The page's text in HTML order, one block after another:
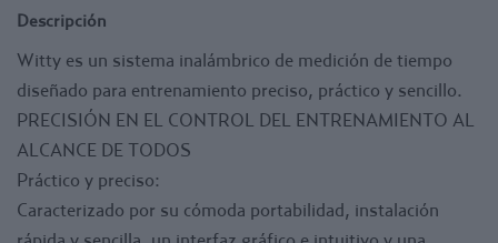
fotocélulas dobles, es decir, colocadas una encima de otra,
fotocélulas genera una señal.
Sin cronómetro: Comunicación vía Bluetooth (menos de 10
metros), App Promoveapp.
Incluye:
- 2 Fotocélulas WittyPRO Gate.
- 2 Reflectores Witty.
Descripción
Witty es un sistema inalámbrico de medición de tiempo
diseñado para entrenamiento preciso, práctico y sencillo.
PRECISIÓN EN EL CONTROL DEL ENTRENAMIENTO AL
ALCANCE DE TODOS
Práctico y preciso:
Caracterizado por su cómoda portabilidad, instalación